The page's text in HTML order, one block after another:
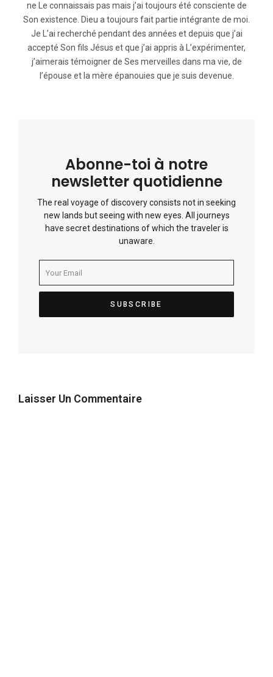
ne Le connaissais pas mais j’ai toujours été consciente de
Son existence. Dieu a toujours fait partie intégrante de moi.
Je L’ai recherché pendant des années et depuis que j’ai
accepté Son fils Jésus et que j’ai appris à L’expérimenter,
j’aimerais témoigner de Ses merveilles dans ma vie, de
l’épouse et la mère épanouies que je suis devenue.
Abonne-toi à notre
newsletter quotidienne
The real voyage of discovery consists not in seeking
new lands but seeing with new eyes. All journeys
have secret destinations of which the traveler is
unaware.
Laisser Un Commentaire